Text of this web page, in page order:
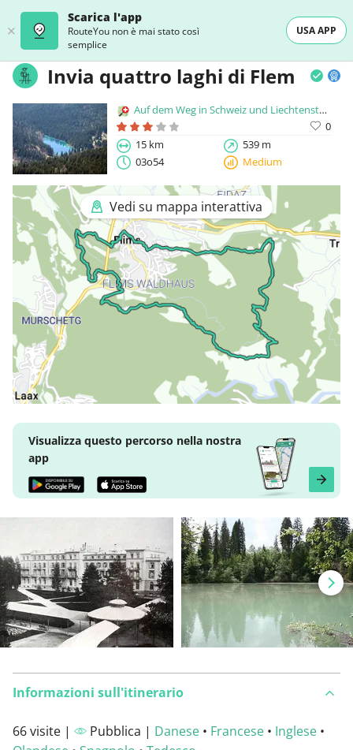
Scarica l'app
RouteYou non è mai stato così
semplice
USA APP
Invia quattro laghi di Flem
Auf dem Weg in Schweiz und Liechtenstein
0
15 km
539 m
03o54
Medium
Vedi su mappa interattiva
Visualizza questo percorso nella nostra
app
Informazioni sull'itinerario
66 visite | Pubblica | Danese • Francese • Inglese •